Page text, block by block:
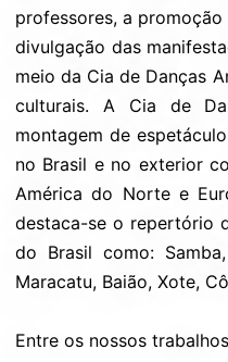
professores, a
divulgação das
meio da Cia de Danças
culturais. A Cia de
montagem de
no Brasil e no exterior
América do Norte e
destaca-se o repertório
do Brasil como:
Maracatu, Baião, Xote,
Entre os nossos